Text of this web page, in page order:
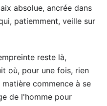
absolue, ancrée dans
patiemment, veille sur
reste là,
où, pour une fois, rien
commence à se
de l'homme pour